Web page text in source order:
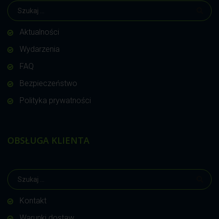
Aktualności
Wydarzenia
FAQ
Bezpieczeństwo
Polityka prywatności
OBSŁUGA KLIENTA
Kontakt